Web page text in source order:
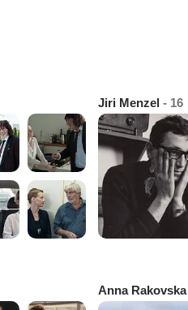
Jiri Menzel - 16
Anna Rakovska